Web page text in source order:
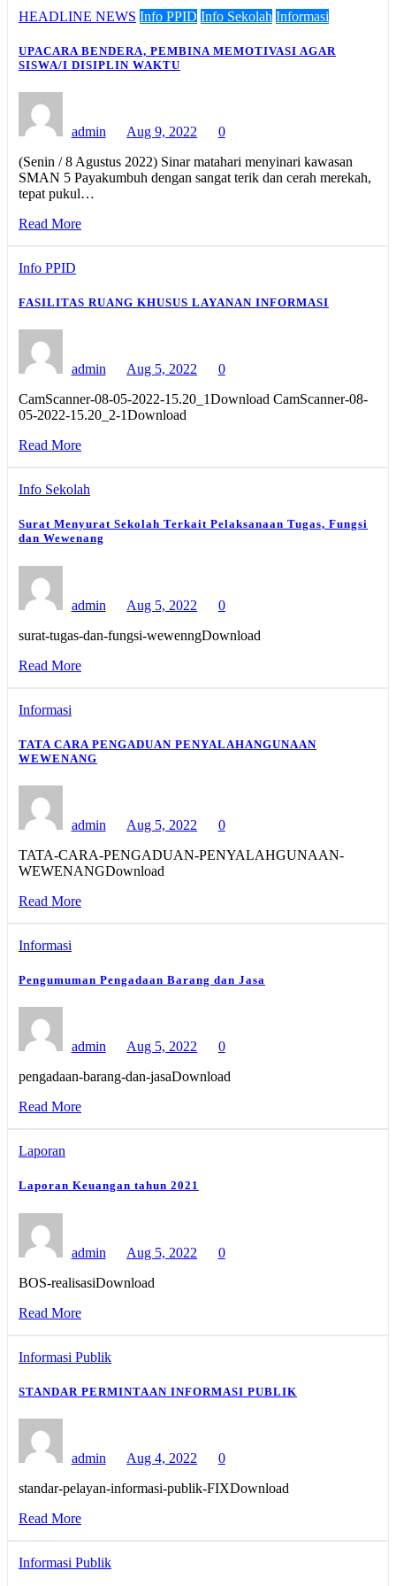
HEADLINE NEWS Info PPID Info Sekolah Informasi
UPACARA BENDERA, PEMBINA MEMOTIVASI AGAR
SISWA/I DISIPLIN WAKTU
admin Aug 9, 2022
0
(Senin / 8 Agustus 2022) Sinar matahari menyinari kawasan
SMAN 5 Payakumbuh dengan sangat terik dan cerah merekah,
tepat pukul…
Read More
Info PPID
FASILITAS RUANG KHUSUS LAYANAN INFORMASI
admin Aug 5, 2022
0
CamScanner-08-05-2022-15.20_1Download CamScanner-08-
05-2022-15.20_2-1Download
Read More
Info Sekolah
Surat Menyurat Sekolah Terkait Pelaksanaan Tugas, Fungsi
dan Wewenang
admin Aug 5, 2022
0
surat-tugas-dan-fungsi-wewenngDownload
Read More
Informasi
TATA CARA PENGADUAN PENYALAHANGUNAAN
WEWENANG
admin Aug 5, 2022
0
TATA-CARA-PENGADUAN-PENYALAHGUNAAN-
WEWENANGDownload
Read More
Informasi
Pengumuman Pengadaan Barang dan Jasa
admin Aug 5, 2022
0
pengadaan-barang-dan-jasaDownload
Read More
Laporan
Laporan Keuangan tahun 2021
admin Aug 5, 2022
0
BOS-realisasiDownload
Read More
Informasi Publik
STANDAR PERMINTAAN INFORMASI PUBLIK
admin Aug 4, 2022
0
standar-pelayan-informasi-publik-FIXDownload
Read More
Informasi Publik